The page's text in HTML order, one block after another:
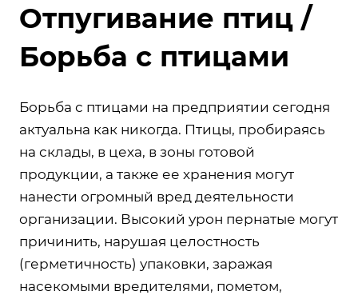
Отпугивание птиц /
Борьба с птицами
Борьба с птицами на предприятии сегодня
актуальна как никогда. Птицы, пробираясь
на склады, в цеха, в зоны готовой
продукции, а также ее хранения могут
нанести огромный вред деятельности
организации. Высокий урон пернатые могут
причинить, нарушая целостность
(герметичность) упаковки, заражая
насекомыми вредителями, пометом,